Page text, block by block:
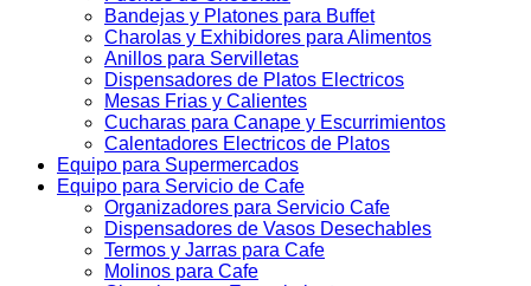
Bandejas y Platones para Buffet
Charolas y Exhibidores para Alimentos
Anillos para Servilletas
Dispensadores de Platos Electricos
Mesas Frias y Calientes
Cucharas para Canape y Escurrimientos
Calentadores Electricos de Platos
Equipo para Supermercados
Equipo para Servicio de Cafe
Organizadores para Servicio Cafe
Dispensadores de Vasos Desechables
Termos y Jarras para Cafe
Molinos para Cafe